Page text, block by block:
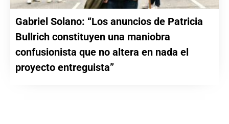
Gabriel Solano: “Los anuncios de Patricia
Bullrich constituyen una maniobra
confusionista que no altera en nada el
proyecto entreguista”